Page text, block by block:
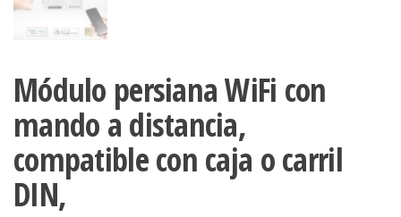
Módulo persiana WiFi con
mando a distancia,
compatible con caja o carril
DIN,